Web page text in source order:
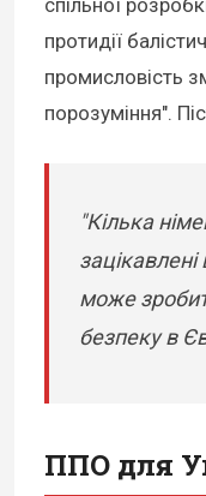
спільної
протидії
промисловість
порозуміння".
"Кілька
може
безпеку в
ППО для